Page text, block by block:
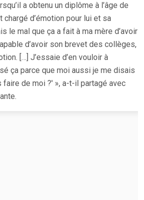
a obtenu un diplôme à l’âge de
chargé d’émotion pour lui et sa
le mal que ça a fait à ma mère d’avoir
d’avoir son brevet des collèges,
[…] J’essaie d’en vouloir à
ça parce que moi aussi je me disais
faire de moi ?' », a-t-il partagé avec